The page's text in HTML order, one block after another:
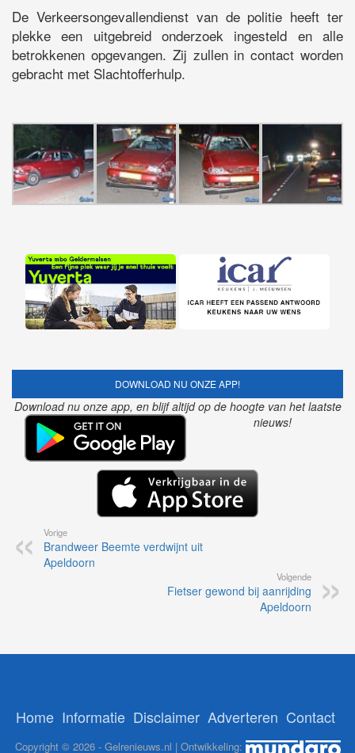
De Verkeersongevallendienst van de politie heeft ter
plekke een uitgebreid onderzoek ingesteld en alle
betrokkenen opgevangen. Zij zullen in contact worden
gebracht met Slachtofferhulp.
DOWNLOAD NU ONZE APP!
Download nu onze app, en blijf altijd op de hoogte van het laatste
nieuws!
Vorige
Brandweer Beemte verdwijnt uit
Apeldoorn
Volgende
Fietser gewond bij aanrijding
Apeldoorn
Home Informatie Disclaimer Adverteren Contact
Copyright © 2026 - Gelrenieuws.nl | Ontwikkeling: